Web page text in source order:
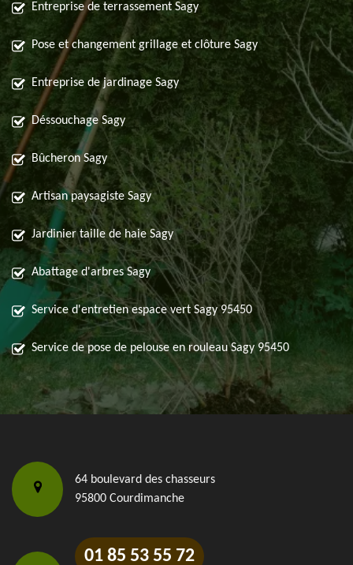
Entreprise de terrassement Sagy
Pose et changement grillage et clôture Sagy
Entreprise de jardinage Sagy
Déssouchage Sagy
Bûcheron Sagy
Artisan paysagiste Sagy
Jardinier taille de haie Sagy
Abattage d'arbres Sagy
Service d'entretien espace vert Sagy 95450
Service de pose de pelouse en rouleau Sagy 95450
64 boulevard des chasseurs
95800 Courdimanche
01 85 53 55 72